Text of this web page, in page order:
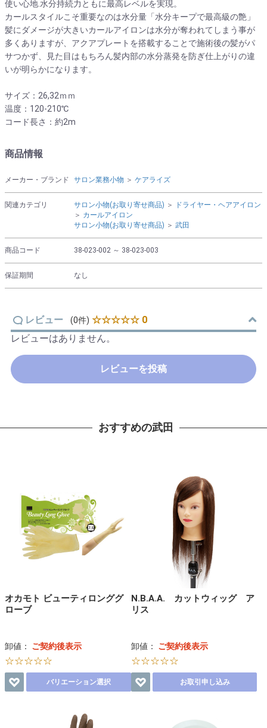
使い心地.水分持続力ともに最高レベルを実現。
カールスタイルこそ重要なのは水分量「水分キープで最高級の艶」
髪にダメージが大きいカールアイロンは水分が奪われてしまう事が
多くありますが、アクアプレートを搭載することで施術後の髪がパ
サつかず、見た目はもちろん髪内部の水分蒸発を防ぎ仕上がりの違
いが明らかになります。
サイズ：26,32ｍｍ
温度：120-210℃
コード長さ：約2m
商品情報
メーカー・ブランド サロン業務小物 ＞ ケアライズ
関連カテゴリ サロン小物(お取り寄せ商品) ＞
ドライヤー・ヘアアイロン
＞ カールアイロン
サロン小物(お取り寄せ商品) ＞ 武田
商品コード 38-023-002 ～ 38-023-003
保証期間 なし
レビュー (0件) ☆☆☆☆☆ 0
レビューはありません。
レビューを投稿
おすすめの武田
オカモト ビューティロンググ
ローブ
卸値： ご契約後表示
☆☆☆☆☆
バリエーション選択
N.B.A.A. カットウィッグ ア
リス
卸値： ご契約後表示
☆☆☆☆☆
お取引申し込み